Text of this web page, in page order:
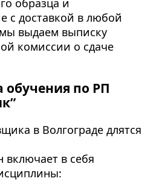
с доставкой в любой
выдаем выписку
комиссии о сдаче
по РП
в Волгограде длятся
в себя